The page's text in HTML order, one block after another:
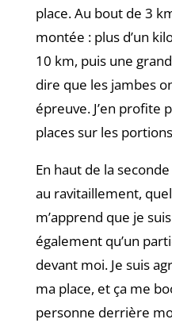
place. Au bout de 3
montée : plus d’un
10 km, puis une
dire que les jambes
épreuve. J’en profite
places sur les
En haut de la
au ravitaillement,
m’apprend que je
également qu’un
devant moi. Je suis
ma place, et ça me
personne derrière